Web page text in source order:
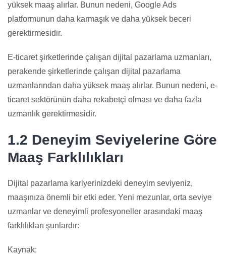
yüksek maaş alırlar. Bunun nedeni, Google Ads
platformunun daha karmaşık ve daha yüksek beceri
gerektirmesidir.
E-ticaret şirketlerinde çalışan dijital pazarlama uzmanları,
perakende şirketlerinde çalışan dijital pazarlama
uzmanlarından daha yüksek maaş alırlar. Bunun nedeni, e-
ticaret sektörünün daha rekabetçi olması ve daha fazla
uzmanlık gerektirmesidir.
1.2 Deneyim Seviyelerine Göre
Maaş Farklılıkları
Dijital pazarlama kariyerinizdeki deneyim seviyeniz,
maaşınıza önemli bir etki eder. Yeni mezunlar, orta seviye
uzmanlar ve deneyimli profesyoneller arasındaki maaş
farklılıkları şunlardır:
Kaynak: